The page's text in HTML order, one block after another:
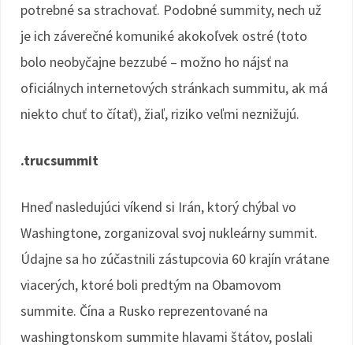
potrebné sa strachovať. Podobné summity, nech už
je ich záverečné komuniké akokoľvek ostré (toto
bolo neobyčajne bezzubé – možno ho nájsť na
oficiálnych internetových stránkach summitu, ak má
niekto chuť to čítať), žiaľ, riziko veľmi neznižujú.
.trucsummit
Hneď nasledujúci víkend si Irán, ktorý chýbal vo
Washingtone, zorganizoval svoj nukleárny summit.
Údajne sa ho zúčastnili zástupcovia 60 krajín vrátane
viacerých, ktoré boli predtým na Obamovom
summite. Čína a Rusko reprezentované na
washingtonskom summite hlavami štátov, poslali